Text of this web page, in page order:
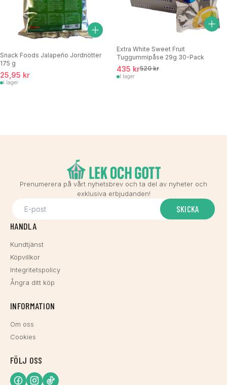
Snack Foods Jalapeño Jordnötter
175 g
25,95 kr
I lager
Extra White Sweet Fruit
Tuggummipåse 29g 30-Pack
435 kr520 kr
I lager
Prenumerera på vårt nyhetsbrev och ta del av nyheter och
exklusiva erbjudanden!
SKICKA
HANDLA
Kundtjänst
Köpvillkor
Integritetspolicy
Ångra ditt köp
INFORMATION
Om oss
Cookies
FÖLJ OSS